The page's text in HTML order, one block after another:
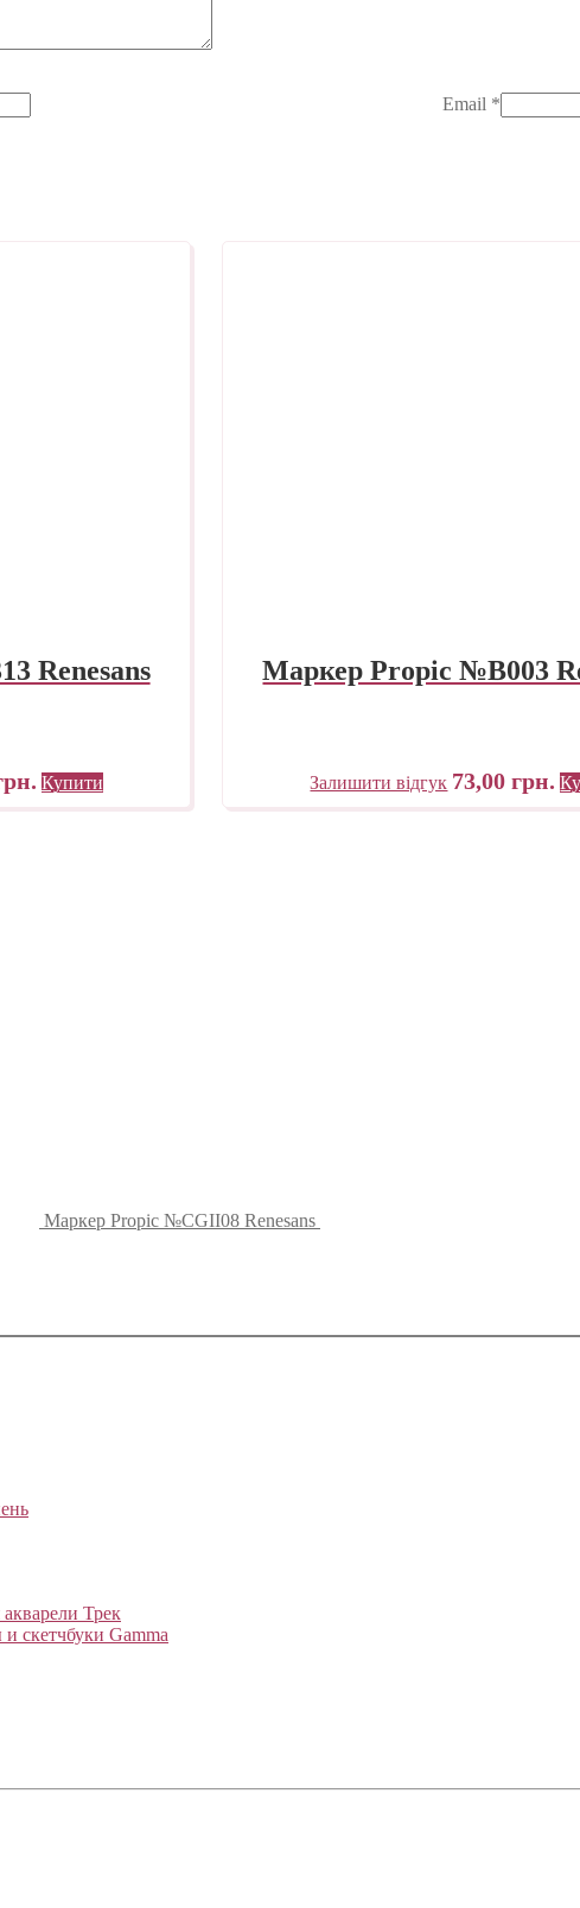
Email *
Renesans
Купити
Маркер Propic №B003
Залишити відгук 73,00грн.
Маркер Propic №CGII08 Renesans
Трек
скетчбуки Gamma